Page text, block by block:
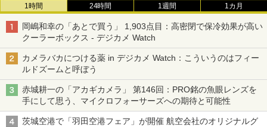
1時間 24時間 1週間 1カ月
岡嶋和幸の「あとで買う」 1,903点目：高密閉で保冷効果が高い
クーラーボックス - デジカメ Watch
カメラバカにつける薬 in デジカメ Watch：こういうのはフィー
ルドズームと呼ぼう
赤城耕一の「アカギカメラ」 第146回：PRO銘の魚眼レンズを
手にして思う、マイクロフォーサーズへの期待と可能性
茨城空港で「羽田空港フェア」が開催 航空会社のオリジナルグ